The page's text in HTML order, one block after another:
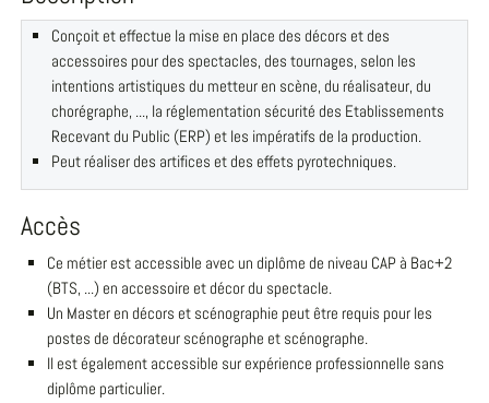
Conçoit et effectue la mise en place des décors et des
accessoires pour des spectacles, des tournages, selon les
intentions artistiques du metteur en scène, du réalisateur, du
chorégraphe, ..., la réglementation sécurité des Etablissements
Recevant du Public (ERP) et les impératifs de la production.
Peut réaliser des artifices et des effets pyrotechniques.
Accès
Ce métier est accessible avec un diplôme de niveau CAP à Bac+2
(BTS, ...) en accessoire et décor du spectacle.
Un Master en décors et scénographie peut être requis pour les
postes de décorateur scénographe et scénographe.
Il est également accessible sur expérience professionnelle sans
diplôme particulier.